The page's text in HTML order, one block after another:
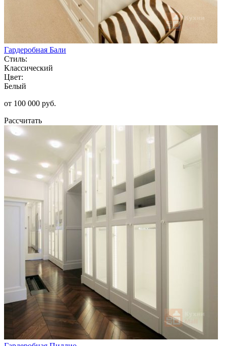
Гардеробная Бали
Стиль:
Классический
Цвет:
Белый
от 100 000 руб.
Рассчитать